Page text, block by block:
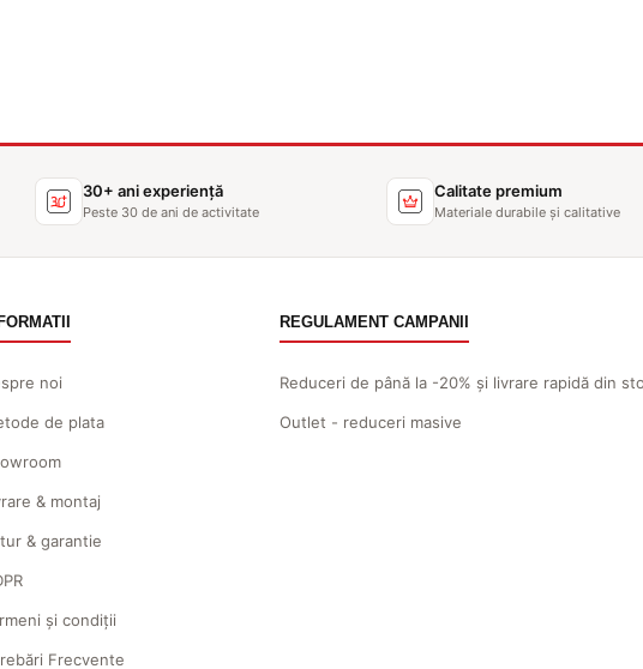
30+ ani experiență
Peste 30 de ani de activitate
Calitate premium
Materiale durabile și calitative
noi
de plata
& montaj
& garantie
și condiții
Frecvente
REGULAMENT CAMPANII
Reduceri de până la -20% și livrare rapidă din
Outlet - reduceri masive